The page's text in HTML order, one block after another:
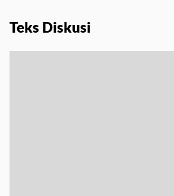
Teks Diskusi